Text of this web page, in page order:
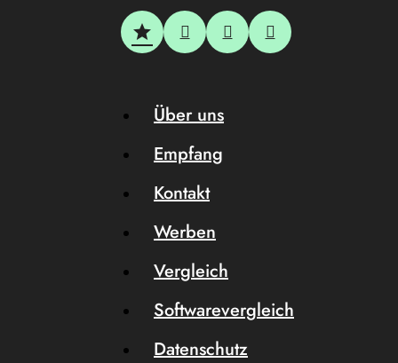
Über uns
Empfang
Kontakt
Werben
Vergleich
Softwarevergleich
Datenschutz